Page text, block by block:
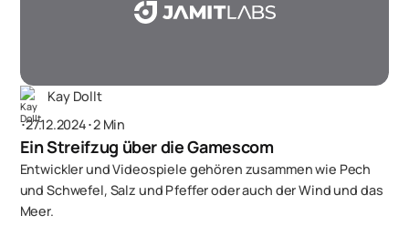
Kay Dollt
･27.12.2024･2 Min
Ein Streifzug über die Gamescom
Entwickler und Videospiele gehören zusammen wie Pech
und Schwefel, Salz und Pfeffer oder auch der Wind und das
Meer.